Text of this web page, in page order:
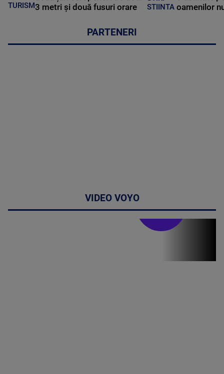
TURISM3 metri și două fusuri orare
STIINTA oamenilor
PARTENERI
VIDEO VOYO